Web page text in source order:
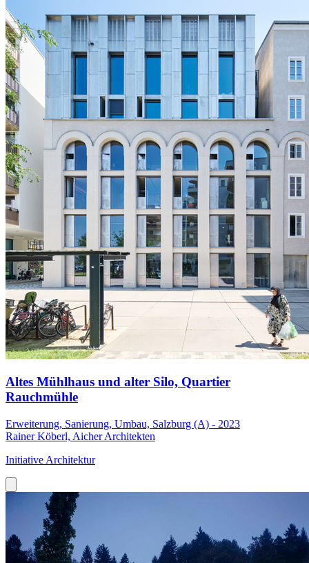
Altes Mühlhaus und alter Silo, Quartier
Rauchmühle
Erweiterung, Sanierung, Umbau, Salzburg (A) - 2023
Rainer Köberl, Aicher Architekten
Initiative Architektur